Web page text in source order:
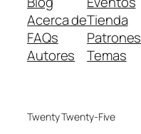
Acerca de
FAQs
Autores
Tienda
Patrones
Temas
Twenty Twenty-Five